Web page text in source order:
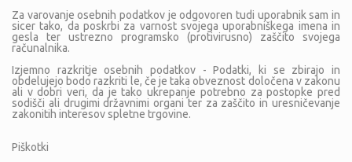
Za varovanje osebnih podatkov je odgovoren tudi uporabnik sam in
sicer tako, da poskrbi za varnost svojega uporabniškega imena in
gesla ter ustrezno programsko (protivirusno) zaščito svojega
računalnika.
Izjemno razkritje osebnih podatkov - Podatki, ki se zbirajo in
obdelujejo bodo razkriti le, če je taka obveznost določena v zakonu
ali v dobri veri, da je tako ukrepanje potrebno za postopke pred
sodišči ali drugimi državnimi organi ter za zaščito in uresničevanje
zakonitih interesov spletne trgovine.
Piškotki